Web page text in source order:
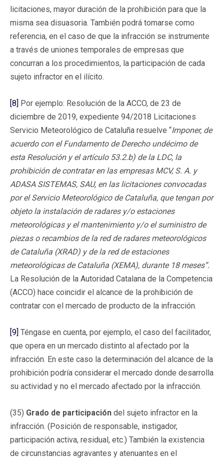
licitaciones, mayor duración de la prohibición para que la
misma sea disuasoria. También podrá tomarse como
referencia, en el caso de que la infracción se instrumente
a través de uniones temporales de empresas que
concurran a los procedimientos, la participación de cada
sujeto infractor en el ilícito.
[8] Por ejemplo: Resolución de la ACCO, de 23 de
diciembre de 2019, expediente 94/2018 Licitaciones
Servicio Meteorológico de Cataluña resuelve “Imponer, de
acuerdo con el Fundamento de Derecho undécimo de
esta Resolución y el artículo 53.2.b) de la LDC, la
prohibición de contratar en las empresas MCV, S. A. y
ADASA SISTEMAS, SAU, en las licitaciones convocadas
por el Servicio Meteorológico de Cataluña, que tengan por
objeto la instalación de radares y/o estaciones
meteorológicas y el mantenimiento y/o el suministro de
piezas o recambios de la red de radares meteorológicos
de Cataluña (XRAD) y de la red de estaciones
meteorológicas de Cataluña (XEMA), durante 18 meses”.
La Resolución de la Autoridad Catalana de la Competencia
(ACCO) hace coincidir el alcance de la prohibición de
contratar con el mercado de producto de la infracción.
[9] Téngase en cuenta, por ejemplo, el caso del facilitador,
que opera en un mercado distinto al afectado por la
infracción. En este caso la determinación del alcance de la
prohibición podría considerar el mercado donde desarrolla
su actividad y no el mercado afectado por la infracción.
(35) Grado de participación del sujeto infractor en la
infracción. (Posición de responsable, instigador,
participación activa, residual, etc.) También la existencia
de circunstancias agravantes y atenuantes en el